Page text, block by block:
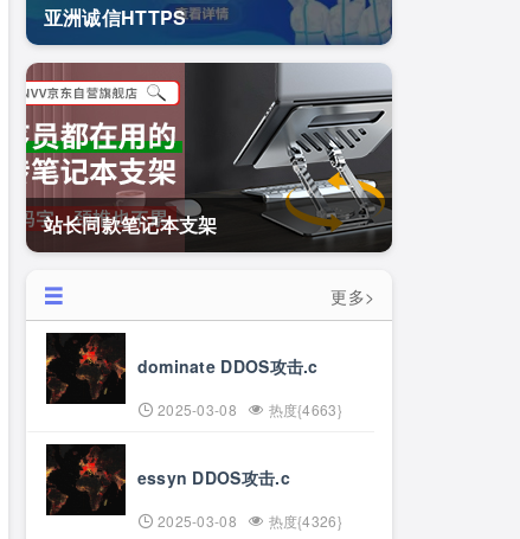
亚洲诚信HTTPS
站长同款笔记本支架
更多>
dominate DDOS攻击.c
2025-03-08 热度{4663}
essyn DDOS攻击.c
2025-03-08 热度{4326}